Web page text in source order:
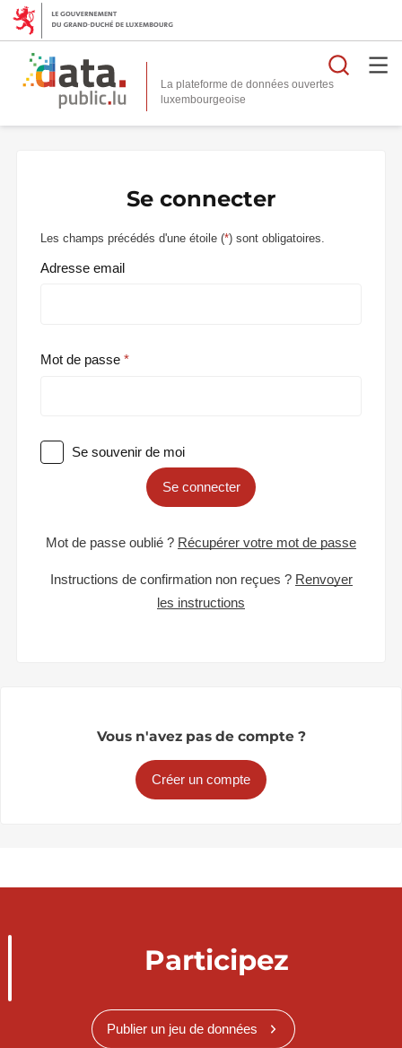
La plateforme de données ouvertes
Se connecter
Les champs précédés d'une étoile (*) sont obligatoires.
Adresse email
Mot de passe
Se souvenir de moi
Se connecter
Mot de passe oublié ? Récupérer votre mot de passe
Instructions de confirmation non reçues ? Renvoyer
les instructions
Vous n'avez pas de compte ?
Créer un compte
Participez
Publier un jeu de données